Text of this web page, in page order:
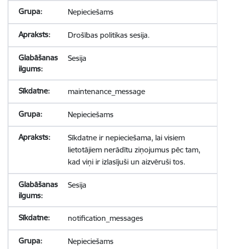
Nepieciešams
Drošības politikas sesija.
Sesija
maintenance_message
Nepieciešams
Sīkdatne ir nepieciešama, lai visiem
lietotājiem nerādītu ziņojumus pēc tam,
kad viņi ir izlasījuši un aizvēruši tos.
Sesija
notification_messages
Nepieciešams